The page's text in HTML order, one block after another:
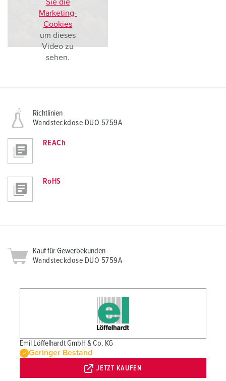
Sie die
Marketing-
Cookies
um dieses
Video zu
sehen.
Richtlinien
Wandsteckdose DUO 5759A
REACh
RoHS
Kauf für Gewerbekunden
Wandsteckdose DUO 5759A
Emil Löffelhardt GmbH & Co. KG
Geringer Bestand
JETZT KAUFEN